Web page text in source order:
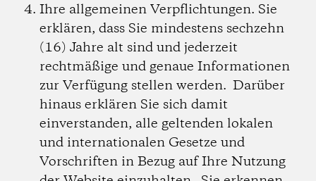
Ihre allgemeinen Verpflichtungen. Sie
erklären, dass Sie mindestens sechzehn
(16) Jahre alt sind und jederzeit
rechtmäßige und genaue Informationen
zur Verfügung stellen werden. Darüber
hinaus erklären Sie sich damit
einverstanden, alle geltenden lokalen
und internationalen Gesetze und
Vorschriften in Bezug auf Ihre Nutzung